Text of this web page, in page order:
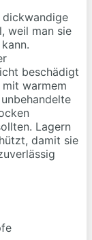
dickwandige
weil man sie
beschädigt
warmem
Lagern
damit sie